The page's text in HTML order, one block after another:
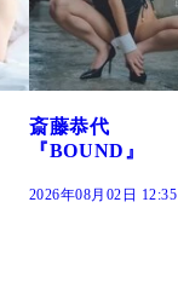
咲田ゆな
『Sunflower』
2026年08月02日 12:30